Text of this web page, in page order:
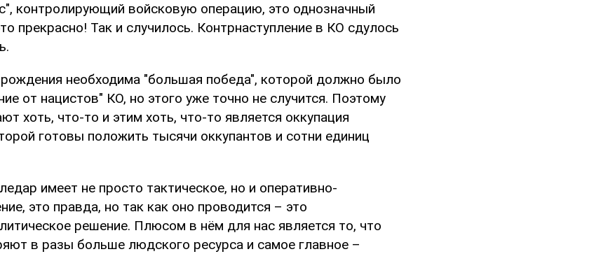
контролирующий войсковую операцию, это однозначный
прекрасно! Так и случилось. Контрнаступление в КО сдулось
необходима "большая победа", которой должно было
от нацистов" КО, но этого уже точно не случится. Поэтому
хоть, что-то и этим хоть, что-то является оккупация
готовы положить тысячи оккупантов и сотни единиц
имеет не просто тактическое, но и оперативно-
это правда, но так как оно проводится – это
решение. Плюсом в нём для нас является то, что
в разы больше людского ресурса и самое главное –